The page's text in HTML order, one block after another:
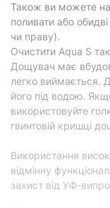
Також ви можете
поливати або
чи праву).
Очистити Aqua S
Дощувач має
легко виймається.
його під водою.
використовуйте
гвинтовій кришці
Використання
відмінну
захист від УФ-